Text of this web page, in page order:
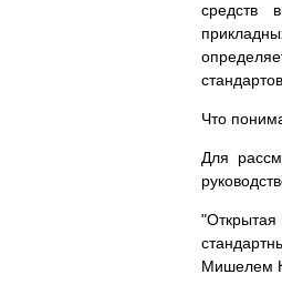
средств
Что
Для
"Открытая
Мишелем